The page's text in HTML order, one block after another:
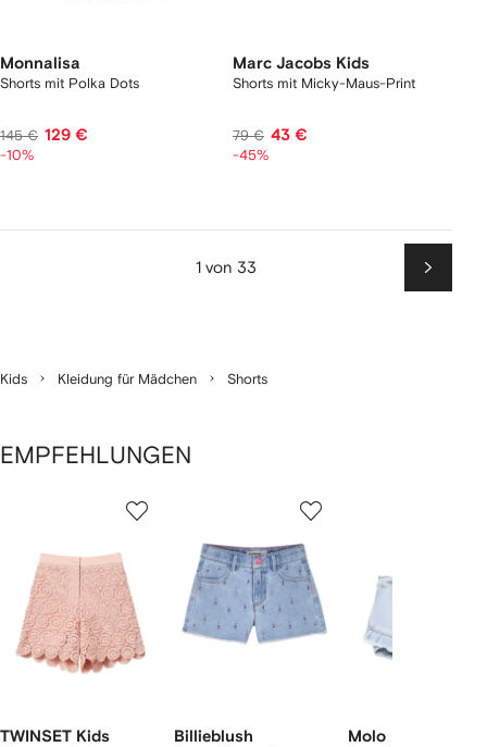
Monnalisa
Shorts mit Polka Dots
145 € 129 €
-10%
Marc Jacobs Kids
Shorts mit Micky-Maus-Print
79 € 43 €
-45%
1 von 33
Weiter
Kids Kleidung für Mädchen Shorts
EMPFEHLUNGEN
TWINSET Kids Billieblush Molo